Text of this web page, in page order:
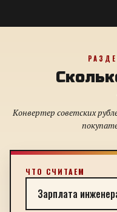
Конвертер советских
ЧТО СЧИТАЕМ